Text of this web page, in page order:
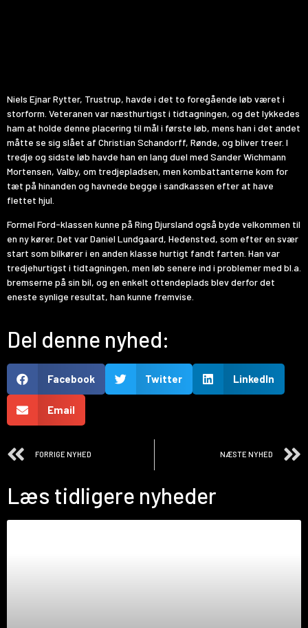
Niels Ejnar Rytter, Trustrup, havde i det to foregående løb været i
storform. Veteranen var næsthurtigst i tidtagningen, og det lykkedes
ham at holde denne placering til mål i første løb, mens han i det andet
måtte se sig slået af Christian Schandorff, Rønde, og bliver treer. I
tredje og sidste løb havde han en lang duel med Sander Wichmann
Mortensen, Valby, om tredjepladsen, men kombattanterne kom for
tæt på hinanden og havnede begge i sandkassen efter at have
flettet hjul.
Formel Ford-klassen kunne på Ring Djursland også byde velkommen til
en ny kører. Det var Daniel Lundgaard, Hedensted, som efter en svær
start som bilkører i en anden klasse hurtigt fandt farten. Han var
tredjehurtigst i tidtagningen, men løb senere ind i problemer med bl.a.
bremserne på sin bil, og en enkelt ottendeplads blev derfor det
eneste synlige resultat, han kunne fremvise.
Del denne nyhed:
Facebook Twitter LinkedIn
Email
FORRIGE NYHED NÆSTE NYHED
Læs tidligere nyheder